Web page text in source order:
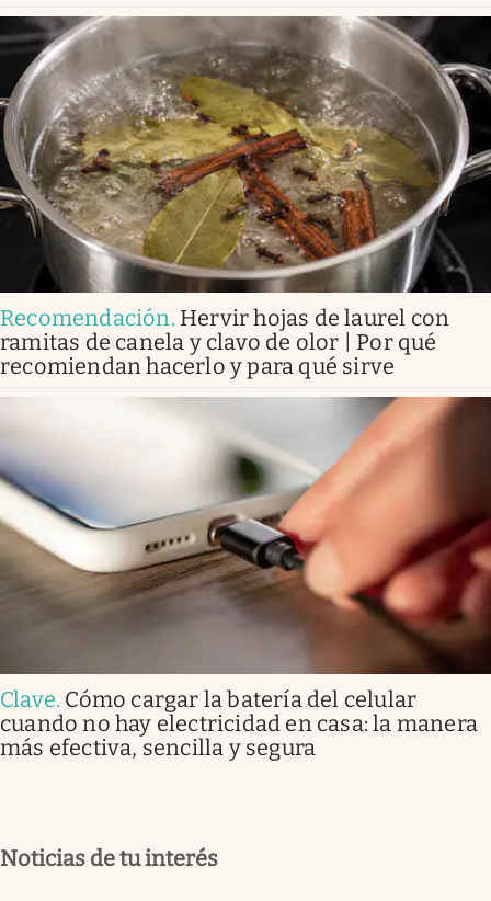
Recomendación. Hervir hojas de laurel con
ramitas de canela y clavo de olor | Por qué
recomiendan hacerlo y para qué sirve
Clave. Cómo cargar la batería del celular
cuando no hay electricidad en casa: la manera
más efectiva, sencilla y segura
Noticias de tu interés